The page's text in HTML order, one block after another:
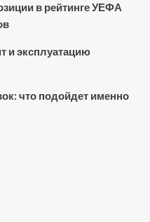
в рейтинге УЕФА
и эксплуатацию
что подойдет именно